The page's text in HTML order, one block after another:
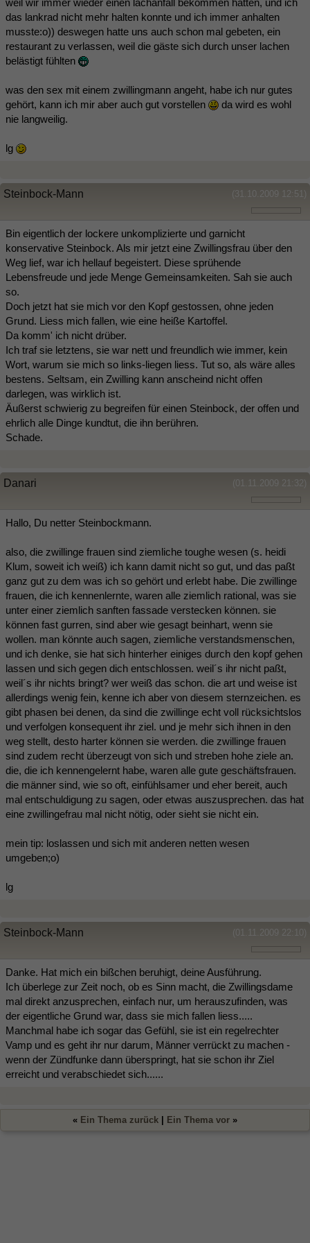
das lankrad nicht mehr halten konnte und ich immer anhalten
musste:o)) deswegen hatte uns auch schon mal gebeten, ein
restaurant zu verlassen, weil die gäste sich durch unser lachen
belästigt fühlten
was den sex mit einem zwillingmann angeht, habe ich nur gutes
gehört, kann ich mir aber auch gut vorstellen
da wird es wohl
nie langweilig.
lg
(31.10.2009 12:51)
Steinbock-Mann
Bin eigentlich der lockere unkomplizierte und garnicht
konservative Steinbock. Als mir jetzt eine Zwillingsfrau über den
Weg lief, war ich hellauf begeistert. Diese sprühende
Lebensfreude und jede Menge Gemeinsamkeiten. Sah sie auch
so.
Doch jetzt hat sie mich vor den Kopf gestossen, ohne jeden
Grund. Liess mich fallen, wie eine heiße Kartoffel.
Da komm' ich nicht drüber.
Ich traf sie letztens, sie war nett und freundlich wie immer, kein
Wort, warum sie mich so links-liegen liess. Tut so, als wäre alles
bestens. Seltsam, ein Zwilling kann anscheind nicht offen
darlegen, was wirklich ist.
Äußerst schwierig zu begreifen für einen Steinbock, der offen und
ehrlich alle Dinge kundtut, die ihn berühren.
Schade.
(01.11.2009 21:32)
Danari
Hallo, Du netter Steinbockmann.
also, die zwillinge frauen sind ziemliche toughe wesen (s. heidi
Klum, soweit ich weiß) ich kann damit nicht so gut, und das paßt
ganz gut zu dem was ich so gehört und erlebt habe. Die zwillinge
frauen, die ich kennenlernte, waren alle ziemlich rational, was sie
unter einer ziemlich sanften fassade verstecken können. sie
können fast gurren, sind aber wie gesagt beinhart, wenn sie
wollen. man könnte auch sagen, ziemliche verstandsmenschen,
und ich denke, sie hat sich hinterher einiges durch den kopf gehen
lassen und sich gegen dich entschlossen. weil´s ihr nicht paßt,
weil´s ihr nichts bringt? wer weiß das schon. die art und weise ist
allerdings wenig fein, kenne ich aber von diesem sternzeichen. es
gibt phasen bei denen, da sind die zwillinge echt voll rücksichtslos
und verfolgen konsequent ihr ziel. und je mehr sich ihnen in den
weg stellt, desto harter können sie werden. die zwillinge frauen
sind zudem recht überzeugt von sich und streben hohe ziele an.
die, die ich kennengelernt habe, waren alle gute geschäftsfrauen.
die männer sind, wie so oft, einfühlsamer und eher bereit, auch
mal entschuldigung zu sagen, oder etwas auszusprechen. das hat
eine zwillingefrau mal nicht nötig, oder sieht sie nicht ein.
mein tip: loslassen und sich mit anderen netten wesen
umgeben;o)
lg
(01.11.2009 22:10)
Steinbock-Mann
Danke. Hat mich ein bißchen beruhigt, deine Ausführung.
Ich überlege zur Zeit noch, ob es Sinn macht, die Zwillingsdame
mal direkt anzusprechen, einfach nur, um herauszufinden, was
der eigentliche Grund war, dass sie mich fallen liess.....
Manchmal habe ich sogar das Gefühl, sie ist ein regelrechter
Vamp und es geht ihr nur darum, Männer verrückt zu machen -
wenn der Zündfunke dann überspringt, hat sie schon ihr Ziel
erreicht und verabschiedet sich......
« Ein Thema zurück | Ein Thema vor »